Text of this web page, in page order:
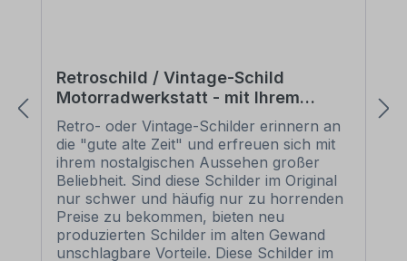
Retroschild / Vintage-Schild
Motorradwerkstatt - mit Ihrem
Namenseindruck
Retro- oder Vintage-Schilder erinnern an
die "gute alte Zeit" und erfreuen sich mit
ihrem nostalgischen Aussehen großer
Beliebheit. Sind diese Schilder im Original
nur schwer und häufig nur zu horrenden
Preise zu bekommen, bieten neu
produzierten Schilder im alten Gewand
unschlagbare Vorteile. Diese Schilder im